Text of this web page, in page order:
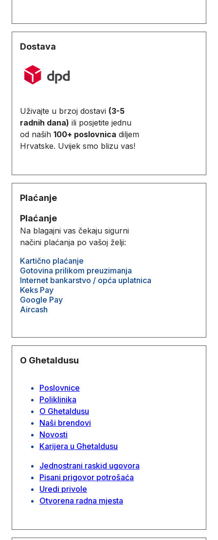
Dostava
Uživajte u brzoj dostavi (3-5
radnih dana) ili posjetite jednu
od naših 100+ poslovnica diljem
Hrvatske. Uvijek smo blizu vas!
Plaćanje
Plaćanje
Na blagajni vas čekaju sigurni
načini plaćanja po vašoj želji:
Kartično plaćanje
Gotovina prilikom preuzimanja
Internet bankarstvo / opća uplatnica
Keks Pay
Google Pay
Aircash
O Ghetaldusu
Poslovnice
Poliklinika
O Ghetaldusu
Naši brendovi
Novosti
Karijera u Ghetaldusu
Jednostrani raskid ugovora
Pisani prigovor potrošaća
Uredi privole
Otvorena radna mjesta